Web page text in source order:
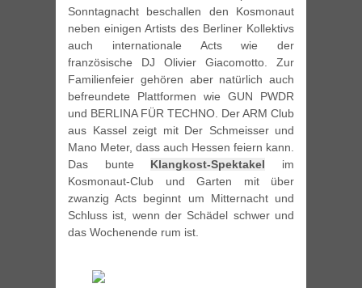
Sonntagnacht beschallen den Kosmonaut
neben einigen Artists des Berliner Kollektivs
auch internationale Acts wie der
französische DJ Olivier Giacomotto. Zur
Familienfeier gehören aber natürlich auch
befreundete Plattformen wie GUN PWDR
und BERLINA FÜR TECHNO. Der ARM Club
aus Kassel zeigt mit Der Schmeisser und
Mano Meter, dass auch Hessen feiern kann.
Das bunte Klangkost-Spektakel im
Kosmonaut-Club und Garten mit über
zwanzig Acts beginnt um Mitternacht und
Schluss ist, wenn der Schädel schwer und
das Wochenende rum ist.